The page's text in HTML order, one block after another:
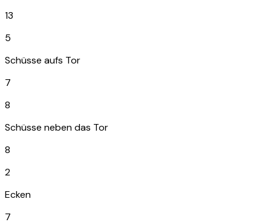
13
5
Schüsse aufs Tor
7
8
Schüsse neben das Tor
8
2
Ecken
7